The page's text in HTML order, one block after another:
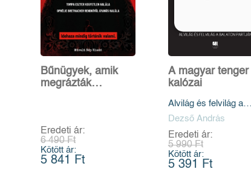
Bűnügyek, amik
megrázták
Eredeti ár:
6 490 Ft
Kötött ár:
5 841 Ft
A magyar tenger
kalózai
Alvilág és felvilág a
Balaton partján
Dezső András
Eredeti ár:
5 990 Ft
Kötött ár:
5 391 Ft